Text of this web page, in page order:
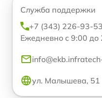
Служба поддержки
+7 (343) 226-93-53
Ежедневно с 9:00 до
ул. Малышева, 51